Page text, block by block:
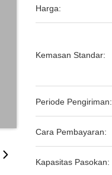
Harga:
Kemasan Standar:
Periode Pengiriman:
Cara Pembayaran:
Kapasitas Pasokan: